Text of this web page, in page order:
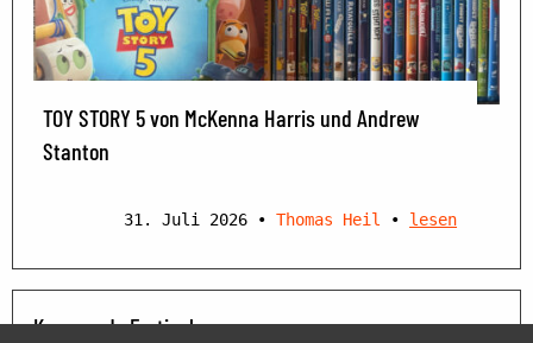
TOY STORY 5 von McKenna Harris und Andrew
Stanton
31. Juli 2026 • Thomas Heil • lesen
Kommende Festivals